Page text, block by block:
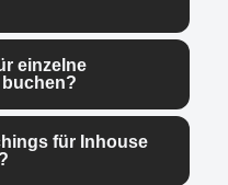
einzelne
für Inhouse